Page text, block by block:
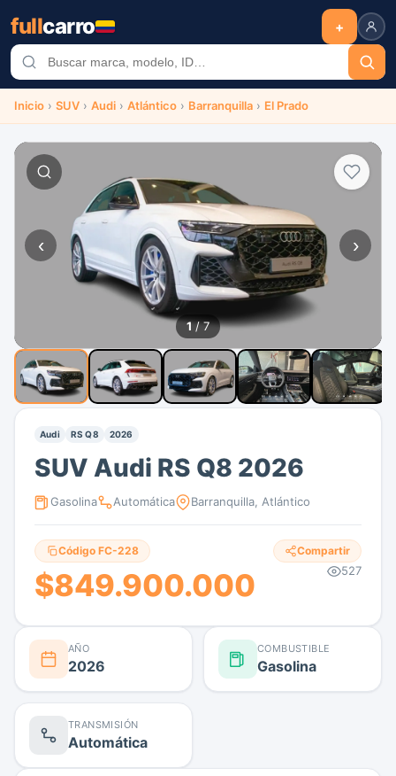
fullcarro +
Inicio › SUV › Audi › Atlántico › Barranquilla › El Prado
‹ ›
1/ 7
Audi RS Q8 2026
SUV Audi RS Q8 2026
Gasolina Automática Barranquilla, Atlántico
Código FC-228
$849.900.000
Compartir
527
AÑO
2026
COMBUSTIBLE
Gasolina
TRANSMISIÓN
Automática